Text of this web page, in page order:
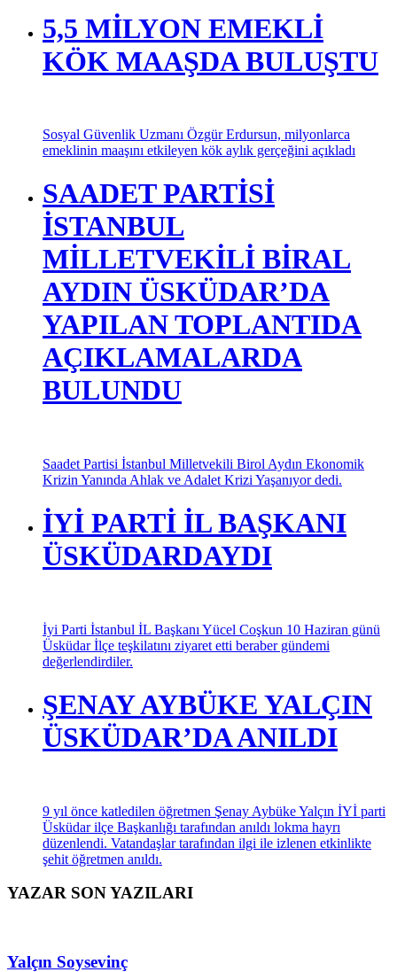
5,5 MİLYON EMEKLİ
KÖK MAAŞDA BULUŞTU
Sosyal Güvenlik Uzmanı Özgür Erdursun, milyonlarca
emeklinin maaşını etkileyen kök aylık gerçeğini açıkladı
SAADET PARTİSİ
İSTANBUL
MİLLETVEKİLİ BİRAL
AYDIN ÜSKÜDAR’DA
YAPILAN TOPLANTIDA
AÇIKLAMALARDA
BULUNDU
Saadet Partisi İstanbul Milletvekili Birol Aydın Ekonomik
Krizin Yanında Ahlak ve Adalet Krizi Yaşanıyor dedi.
İYİ PARTİ İL BAŞKANI
ÜSKÜDARDAYDI
İyi Parti İstanbul İL Başkanı Yücel Coşkun 10 Haziran günü
Üsküdar İlçe teşkilatını ziyaret etti beraber gündemi
değerlendirdiler.
ŞENAY AYBÜKE YALÇIN
ÜSKÜDAR’DA ANILDI
9 yıl önce katledilen öğretmen Şenay Aybüke Yalçın İYİ parti
Üsküdar ilçe Başkanlığı tarafından anıldı lokma hayrı
düzenlendi. Vatandaşlar tarafından ilgi ile izlenen etkinlikte
şehit öğretmen anıldı.
YAZAR SON YAZILARI
Yalçın Soysevinç